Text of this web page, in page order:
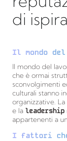
di
Il mondo
Il mondo del
che è ormai
sconvolgimenti
culturali stanno
organizzative.
e la leadership
appartenenti a
I fattori